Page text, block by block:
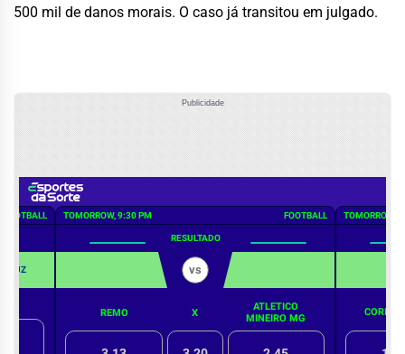
500 mil de danos morais. O caso já transitou em julgado.
Publicidade